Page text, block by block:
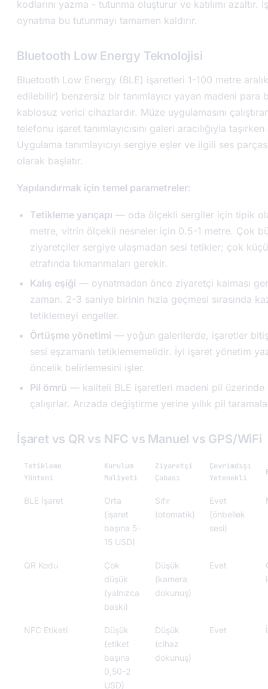
kodlarını yazma - tutunma oluşturur ve katılımı azaltır.
oynatma bu tutunmayı tamamen kaldırır.
Bluetooth Low Energy Teknolojisi
Bluetooth Low Energy (BLE) işaretleri 1-100 metre
edilebilir) benzersiz bir tanımlayıcı yayan madeni para
kablosuz verici cihazlardır. Müze uygulamasını
telefonu işaret tanımlayıcısını galeri aracılığıyla taşırken
Uygulama tanımlayıcıyı sergiye eşler ve ilgili ses
olarak başlatır.
Yapılandırmak için temel parametreler:
Tetikleme yarıçapı — oda ölçekli sergiler için tipik
metre, vitrin ölçekli nesneler için 0.5-1 metre. Çok
ziyaretçiler sergiye ulaşmadan sesi tetikler; çok
etrafında tıkmanmaları gerekir.
Kalış eşiği — oynatmadan önce ziyaretçi kalması
zaman. 2-3 saniye birinin hızla geçmesi sırasında
tetiklemeyi engeller.
Örtüşme yönetimi — yoğun galerilerde, işaretler
sesi eşzamanlı tetiklememelidir. İyi işaret yönetim
öncelik belirlemesini işler.
Pil ömrü — kaliteli BLE işaretleri madeni pil üzerinde
çalışırlar. Arızada değiştirme yerine yıllık pil
İşaret vs QR vs NFC vs Manuel vs GPS/WiFi
Tetikleme
Yöntemi
Kurulum
Maliyeti
Ziyaretçi
Çabası
Çevrimdışı
Yetenekli
BLE İşaret
Orta
(işaret
başına 5-
15 USD)
Sıfır
(otomatik)
Evet
(önbellek
sesi)
QR Kodu
Çok
düşük
(yalnızca
baskı)
Düşük
(kamera
dokunuş)
Evet
NFC Etiketi
Düşük
(etiket
başına
0,50-2
USD)
Düşük
(cihaz
dokunuş)
Evet